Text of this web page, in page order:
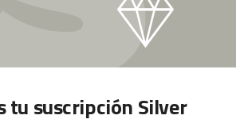
tu suscripción Silver